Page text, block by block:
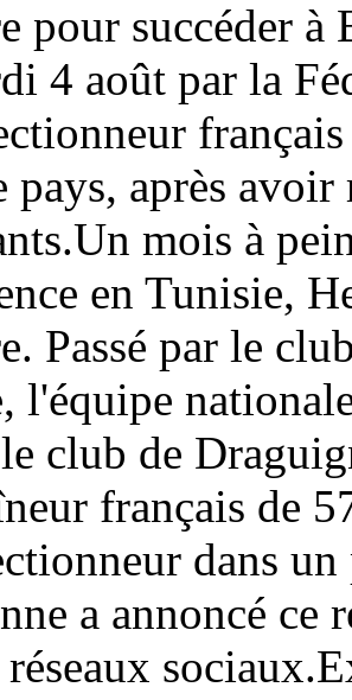
pour succéder à
4 août par la
pays, après
mois à
en Tunisie,
Passé par le
l'équipe
club de
français de
dans
a annoncé ce
réseaux